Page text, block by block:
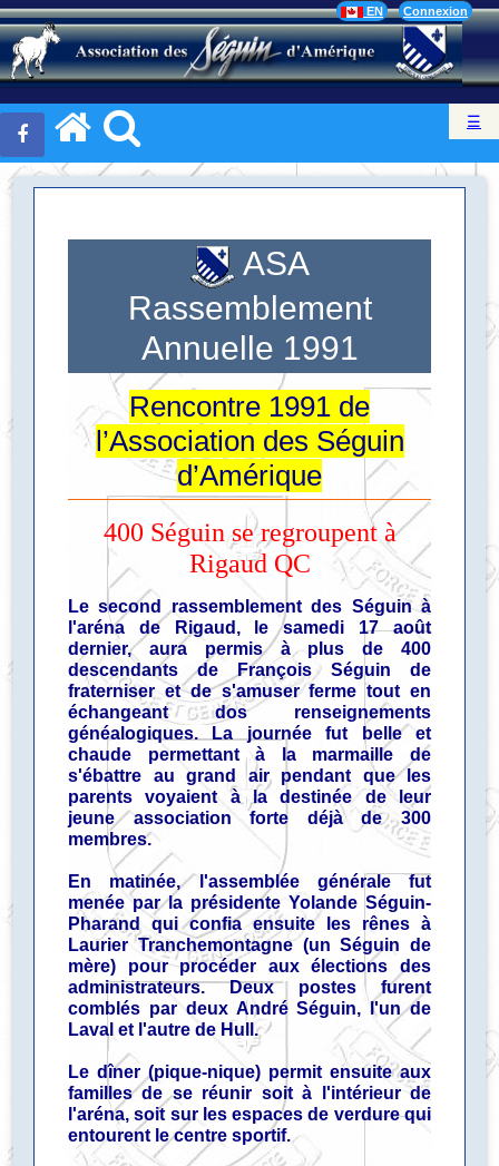
Connexion
EN
☰
ASA
Rassemblement
Annuelle 1991
Rencontre 1991 de
l’Association des Séguin
d’Amérique
400 Séguin se regroupent à
Rigaud QC
Le second rassemblement des Séguin à
l'aréna de Rigaud, le samedi 17 août
dernier, aura permis à plus de 400
descendants de François Séguin de
fraterniser et de s'amuser ferme tout en
échangeant dos renseignements
généalogiques. La journée fut belle et
chaude permettant à la marmaille de
s'ébattre au grand air pendant que les
parents voyaient à la destinée de leur
jeune association forte déjà de 300
membres.
En matinée, l'assemblée générale fut
menée par la présidente Yolande Séguin-
Pharand qui confia ensuite les rênes à
Laurier Tranchemontagne (un Séguin de
mère) pour procéder aux élections des
administrateurs. Deux postes furent
comblés par deux André Séguin, l'un de
Laval et l'autre de Hull.
Le dîner (pique-nique) permit ensuite aux
familles de se réunir soit à l'intérieur de
l'aréna, soit sur les espaces de verdure qui
entourent le centre sportif.